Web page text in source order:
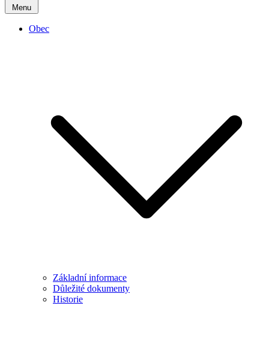
Menu
Obec
Základní informace
Důležité dokumenty
Historie